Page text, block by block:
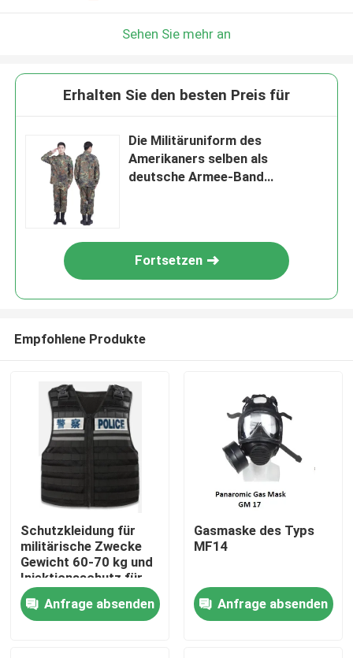
Zu Hause
Produkte
Sehen Sie mehr an
Erhalten Sie den besten Preis für
Die Militäruniform des
Amerikaners selben als
deutsche Armee-Band
Fortsetzen
Empfohlene Produkte
Schutzkleidung für
militärische Zwecke
Gewicht 60-70 kg und
Injektionsschutz für
Größe/Körpergröße/Gewicht/Schutzbereich
Anfrage absenden
Gasmaske des Typs
MF14
Anfrage absenden